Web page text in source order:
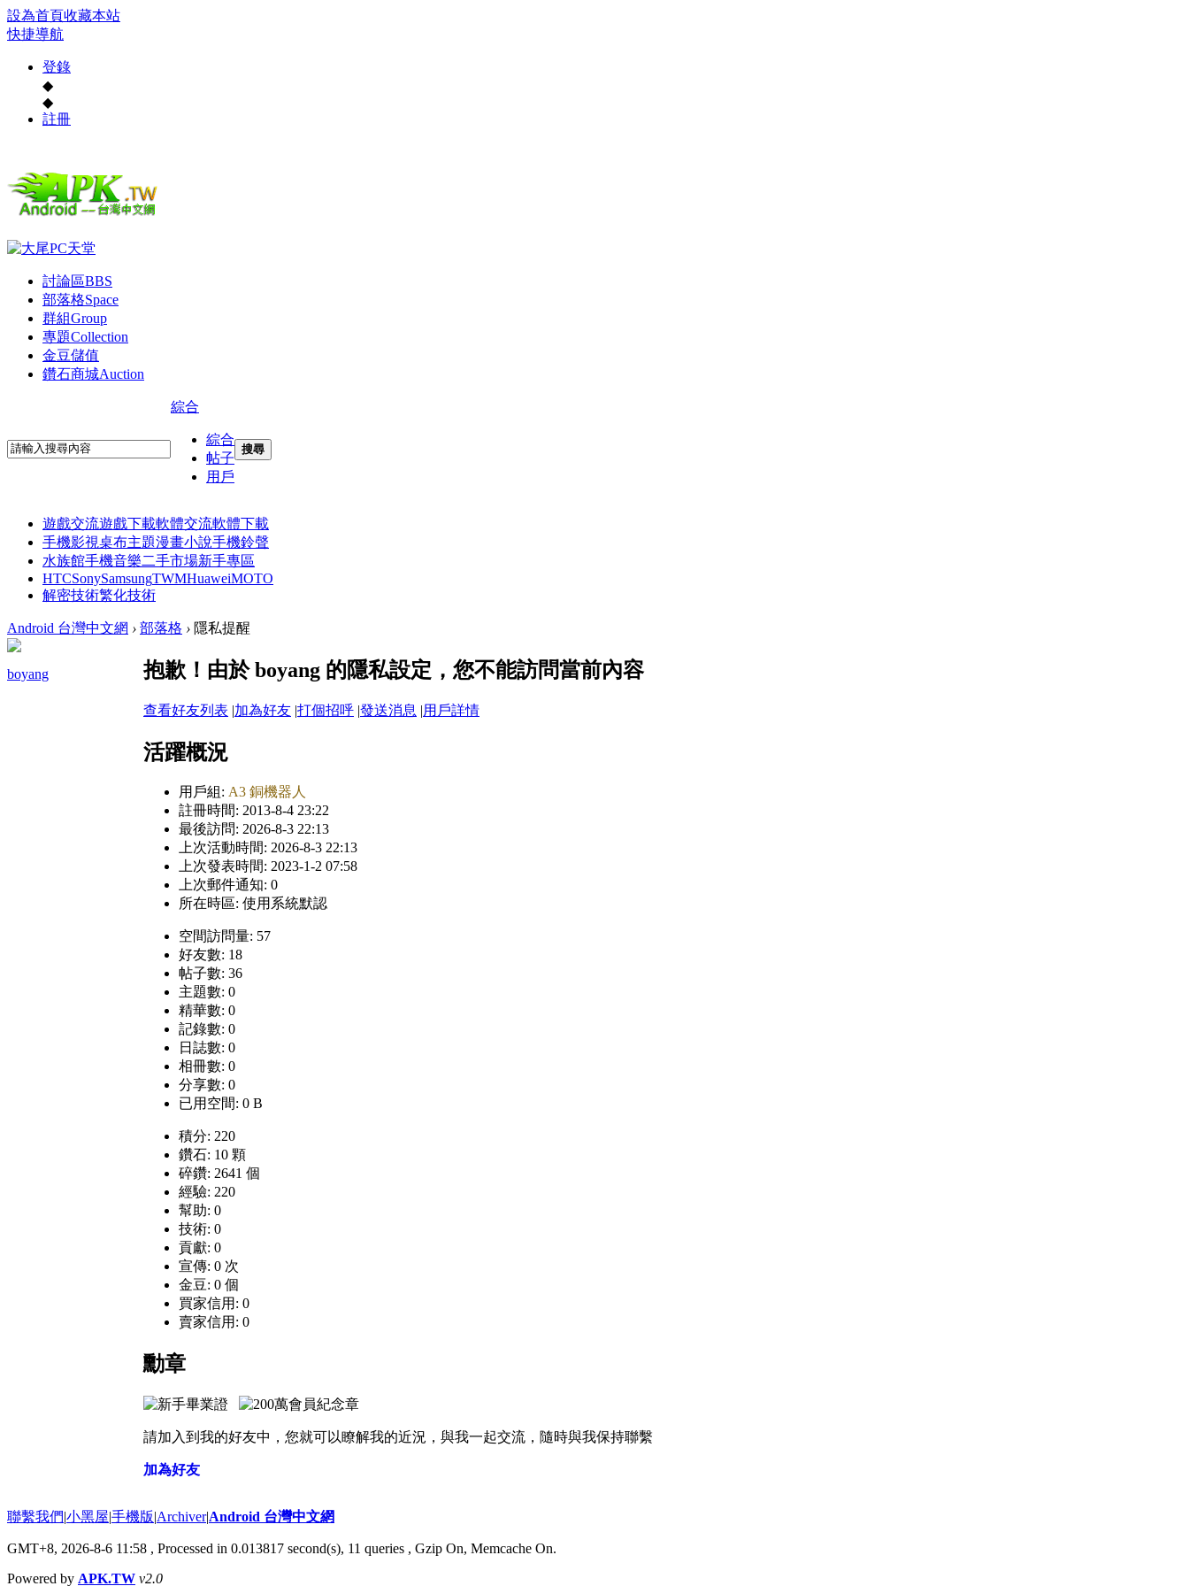
設為首頁收藏本站
快捷導航
登錄
◆
◆
註冊
討論區BBS
部落格Space
群組Group
專題Collection
金豆儲值
鑽石商城Auction
綜合
綜合
帖子
用戶
搜尋
遊戲交流遊戲下載軟體交流軟體下載
手機影視桌布主題漫畫小說手機鈴聲
水族館手機音樂二手市場新手專區
HTCSonySamsungTWMHuaweiMOTO
解密技術繁化技術
Android 台灣中文網 › 部落格 › 隱私提醒
boyang 抱歉！由於 boyang 的隱私設定，您不能訪問當前內容
查看好友列表 |加為好友 |打個招呼 |發送消息 |用戶詳情
活躍概況
用戶組: A3 銅機器人
註冊時間: 2013-8-4 23:22
最後訪問: 2026-8-3 22:13
上次活動時間: 2026-8-3 22:13
上次發表時間: 2023-1-2 07:58
上次郵件通知: 0
所在時區: 使用系統默認
空間訪問量: 57
好友數: 18
帖子數: 36
主題數: 0
精華數: 0
記錄數: 0
日誌數: 0
相冊數: 0
分享數: 0
已用空間: 0 B
積分: 220
鑽石: 10 顆
碎鑽: 2641 個
經驗: 220
幫助: 0
技術: 0
貢獻: 0
宣傳: 0 次
金豆: 0 個
買家信用: 0
賣家信用: 0
勳章
請加入到我的好友中，您就可以瞭解我的近況，與我一起交流，隨時與我保持聯繫
加為好友
聯繫我們|小黑屋|手機版|Archiver|Android 台灣中文網
GMT+8, 2026-8-6 11:58 , Processed in 0.013817 second(s), 11 queries , Gzip On, Memcache On.
Powered by APK.TW v2.0